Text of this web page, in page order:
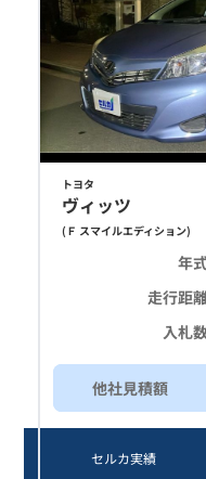
トヨタ
ヴィッツ
( Ｆ スマイルエディション)
年
走行距
入札
他社見積額
セルカ実績